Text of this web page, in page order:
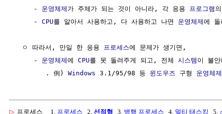
     -
운영체제 가 주체가 되는 것이 아니라, 각 응용 프로그램
     -
CPU를 알아서 사용하고, 다 사용하고 나면 운영체제에 돌
  ㅇ 따라서, 만일 한 응용
프로세스에 문제가 생기면,
     -
운영체제에 CPU를 못 돌려주게 되고, 전체 시스템 이 불
        . 例)
Windows 3.1/95/98 등 윈도우즈 구형 운영체제
▷ 프로세스 1. 프로세스 2. 선점형 3. 병행 프로세스 4. 멀티 태스킹 5.